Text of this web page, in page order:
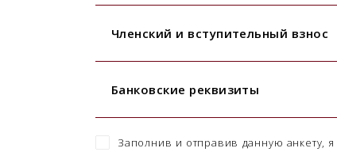
Членский и вступительный взнос
Банковские реквизиты
Заполнив и отправив данную анкету,